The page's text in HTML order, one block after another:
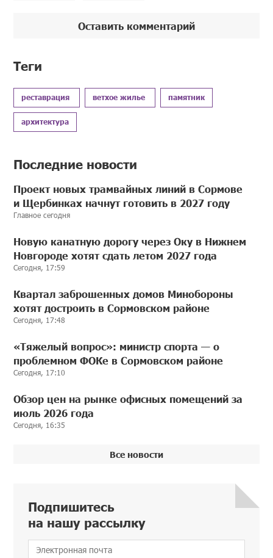
Оставить комментарий
Теги
реставрация ветхое жилье памятник
архитектура
Последние новости
Проект новых трамвайных линий в Сормове
и Щербинках начнут готовить в 2027 году
Главное сегодня
Новую канатную дорогу через Оку в Нижнем
Новгороде хотят сдать летом 2027 года
Сегодня, 17:59
Квартал заброшенных домов Минобороны
хотят достроить в Сормовском районе
Сегодня, 17:48
«Тяжелый вопрос»: министр спорта — о
проблемном ФОКе в Сормовском районе
Сегодня, 17:10
Обзор цен на рынке офисных помещений за
июль 2026 года
Сегодня, 16:35
Все новости
Подпишитесь
на нашу рассылку